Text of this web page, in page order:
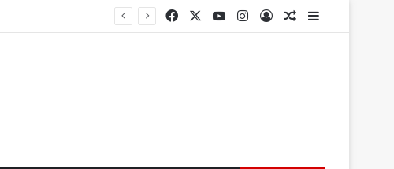
FacebookYouTubeInstagram
Log InRandom Article
Sidebar